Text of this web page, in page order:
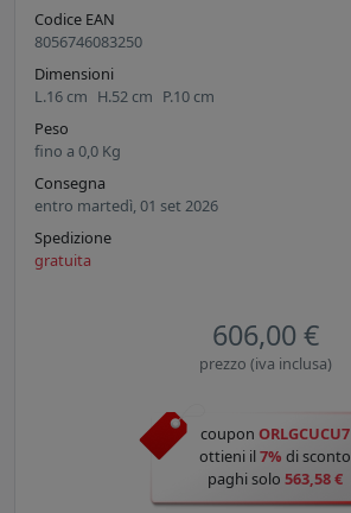
Codice EAN
8056746083250
Dimensioni
L.16 cm H.52 cm P.10 cm
Peso
fino a 0,0 Kg
Consegna
entro martedì, 01 set 2026
Spedizione
gratuita
606,00 €
prezzo (iva inclusa)
coupon ORLGCUCU7
ottieni il7% di sconto
paghi solo 563,58 €